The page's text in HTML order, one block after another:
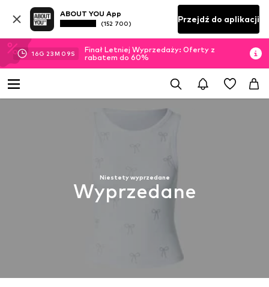
ABOUT YOU App
(152 700) Przejdź do aplikacji
16G 23M 08S
Finał Letniej Wyprzedaży: Oferty z
rabatem do 60%
Niestety wyprzedane
Wyprzedane